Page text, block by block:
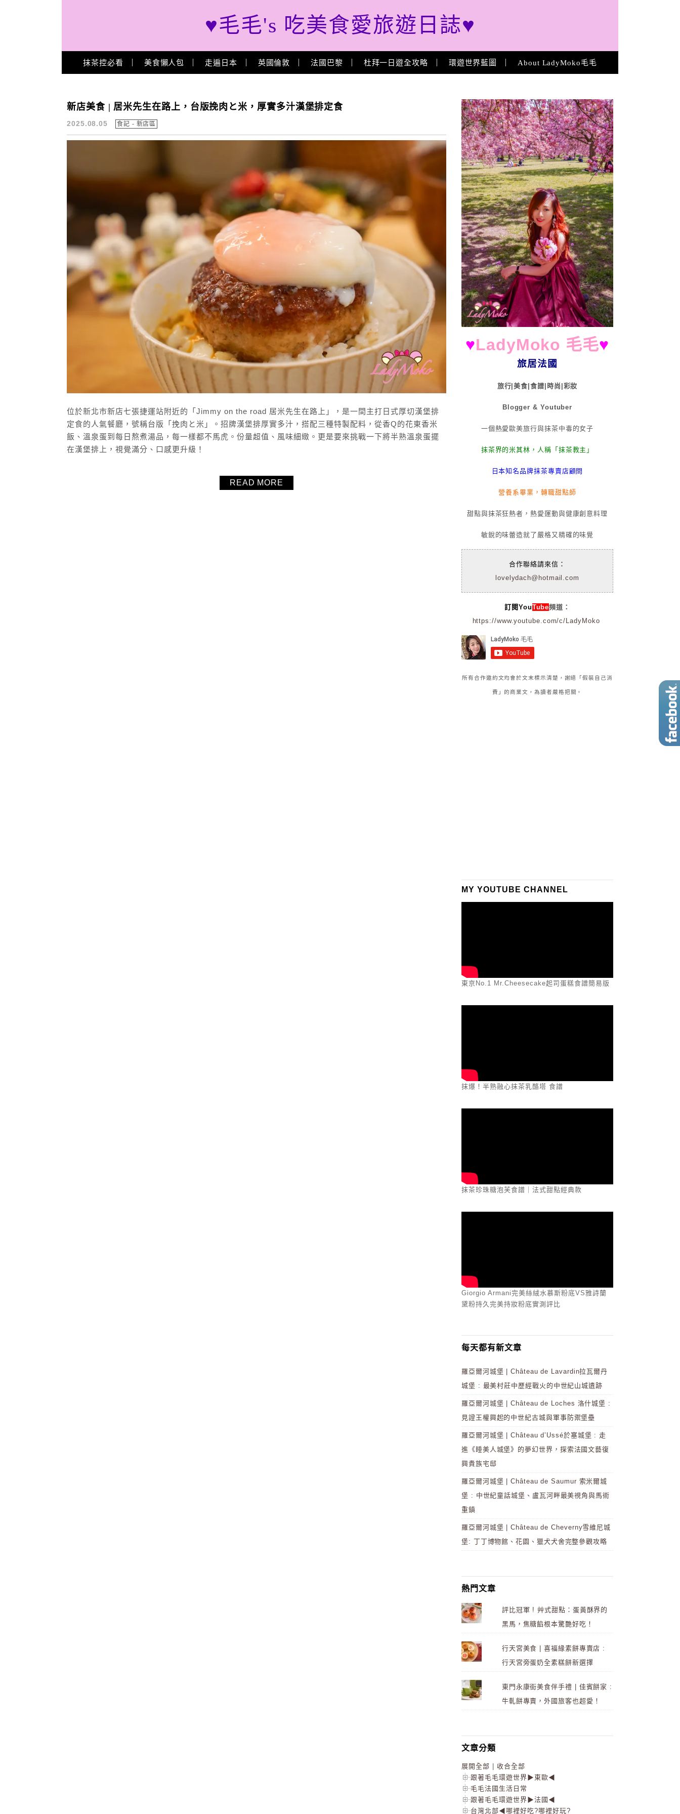
♥毛毛's 吃美食愛旅遊日誌♥
Main Menu
抹茶控必看 美食懶人包 走遍日本 英國倫敦 法國巴黎 杜拜一日遊全攻略 環遊世界藍圖 About LadyMoko毛毛
捷運七張美食
新店美食 | 居米先生在路上，台版挽肉と米，厚實多汁漢堡排定食
2025.08.05 食記 - 新店區
位於新北市新店七張捷運站附近的「Jimmy on the road 居米先生在路上」，是一間主打日式厚切漢堡排
定食的人氣餐廳，號稱台版「挽肉と米」。招牌漢堡排厚實多汁，搭配三種特製配料，從香Q的花東香米
飯、溫泉蛋到每日熬煮湯品，每一樣都不馬虎。份量超值、風味細緻。更是要來挑戰一下將半熟溫泉蛋擺
在漢堡排上，視覺滿分、口感更升級！
READ MORE
About
♥LadyMoko 毛毛♥
旅居法國
旅行|美食|食譜|時尚|彩妝
Blogger & Youtuber
一個熱愛歐美旅行與抹茶中毒的女子
抹茶界的米其林，人稱「抹茶教主」
日本知名品牌抹茶專賣店顧問
營養系畢業，轉職甜點師
甜點與抹茶狂熱者，熱愛運動與健康創意料理
敏銳的味蕾造就了嚴格又精確的味覺
合作聯絡請來信：
lovelydach@hotmail.com
訂閱YouTube頻道：
https://www.youtube.com/c/LadyMoko
所有合作邀約文均會於文末標示清楚，謝絕「假裝自己消
費」的商業文，為讀者嚴格把關。
MY YOUTUBE CHANNEL
東京No.1 Mr.Cheesecake起司蛋糕食譜簡易版
抹爆！半熟融心抹茶乳酪塔 食譜
抹茶珍珠糖泡芙食譜｜法式甜點經典款
Giorgio Armani完美絲絨水慕斯粉底VS雅詩蘭
黛粉持久完美持妝粉底實測評比
每天都有新文章
羅亞爾河城堡 | Château de Lavardin拉瓦爾丹
城堡 : 最美村莊中歷經戰火的中世紀山城遺跡
羅亞爾河城堡 | Château de Loches 洛什城堡 :
見證王權興起的中世紀古城與軍事防禦堡壘
羅亞爾河城堡 | Château d’Ussé於塞城堡 : 走
進《睡美人城堡》的夢幻世界，探索法國文藝復
興貴族宅邸
羅亞爾河城堡 | Château de Saumur 索米爾城
堡 : 中世紀童話城堡、盧瓦河畔最美視角與馬術
重鎮
羅亞爾河城堡 | Château de Cheverny雪維尼城
堡: 丁丁博物館、花園、獵犬犬舍完整參觀攻略
熱門文章
評比冠軍 ! 艸式甜點：蛋黃酥界的
黑馬，焦糖餡根本驚艷好吃！
行天宮美食 | 喜福緣素餅專賣店 :
行天宮旁蛋奶全素糕餅新選擇
東門永康街美食伴手禮 | 佳賓餅家 :
牛軋餅專賣，外國旅客也超愛！
文章分類
展開全部
收合全部
跟著毛毛環遊世界▶東歐◀
毛毛法國生活日常
跟著毛毛環遊世界▶法國◀
台灣北部◀哪裡好吃?哪裡好玩?